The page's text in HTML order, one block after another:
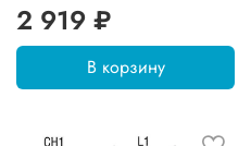
2 919 ₽
В корзину